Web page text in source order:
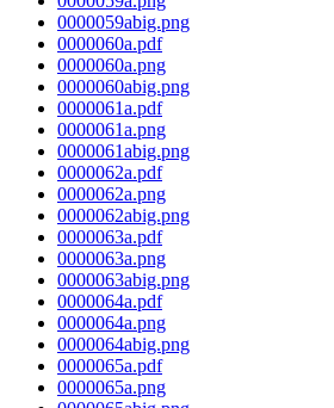
0000059abig.png
0000060a.pdf
0000060a.png
0000060abig.png
0000061a.pdf
0000061a.png
0000061abig.png
0000062a.pdf
0000062a.png
0000062abig.png
0000063a.pdf
0000063a.png
0000063abig.png
0000064a.pdf
0000064a.png
0000064abig.png
0000065a.pdf
0000065a.png